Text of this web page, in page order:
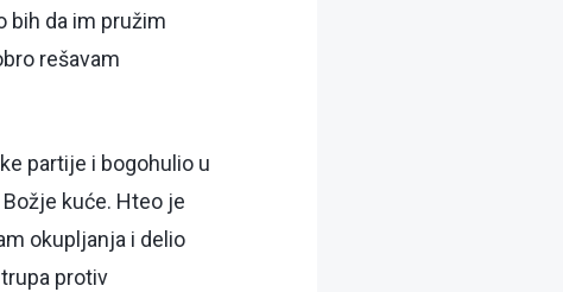
bih da im pružim
rešavam
partije i bogohulio u
kuće. Hteo je
okupljanja i delio
protiv